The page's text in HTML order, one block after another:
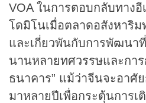
VOA ในการตอบกลับทาง
โดมิโนเมื่อตลาดอสังหาริ
และเกี่ยวพันกับการพัฒนา
นานหลายทศวรรษและกา
ธนาคาร” แม้ว่าจีนจะอาศั
มาหลายปีเพื่อกระตุ้นการ